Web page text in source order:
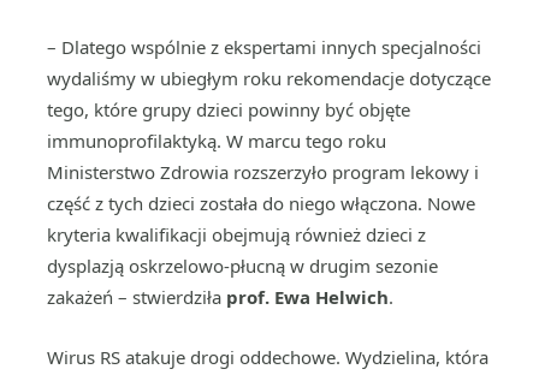
– Dlatego wspólnie z ekspertami innych specjalności
wydaliśmy w ubiegłym roku rekomendacje dotyczące
tego, które grupy dzieci powinny być objęte
immunoprofilaktyką. W marcu tego roku
Ministerstwo Zdrowia rozszerzyło program lekowy i
część z tych dzieci została do niego włączona. Nowe
kryteria kwalifikacji obejmują również dzieci z
dysplazją oskrzelowo-płucną w drugim sezonie
zakażeń – stwierdziła prof. Ewa Helwich.
Wirus RS atakuje drogi oddechowe. Wydzielina, która